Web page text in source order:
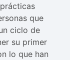
que
ciclo de
su primer
lo que han